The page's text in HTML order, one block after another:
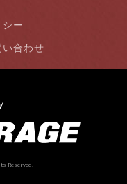
ー
合わせ
Reserved.